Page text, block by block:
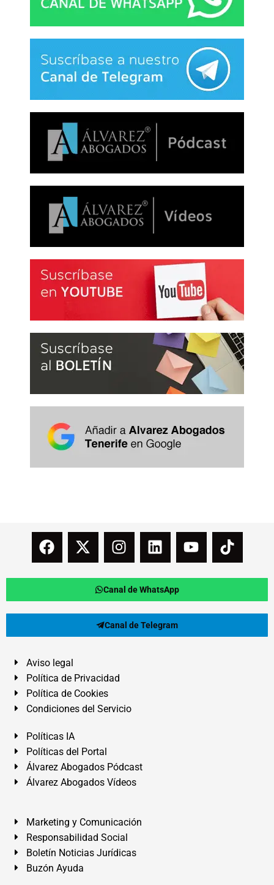
Canal de WhatsApp
Canal de Telegram
Aviso legal
Política de Privacidad
Política de Cookies
Condiciones del Servicio
Políticas IA
Políticas del Portal
Álvarez Abogados Pódcast
Álvarez Abogados Vídeos
Marketing y Comunicación
Responsabilidad Social
Boletín Noticias Jurídicas
Buzón Ayuda